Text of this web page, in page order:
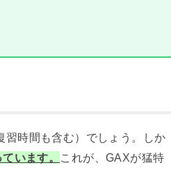
時間も含む）でしょう。しか
います。 これが、GAXが猛特